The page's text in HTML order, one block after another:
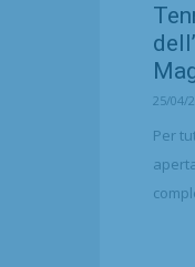
25/04/
Per